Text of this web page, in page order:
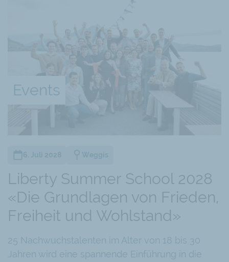
Events
Liberty Summer School 2028
«Die Grundlagen von Frieden,
Freiheit und Wohlstand»
25 Nachwuchstalenten im Alter von 18 bis 30
Jahren wird eine spannende Einführung in die